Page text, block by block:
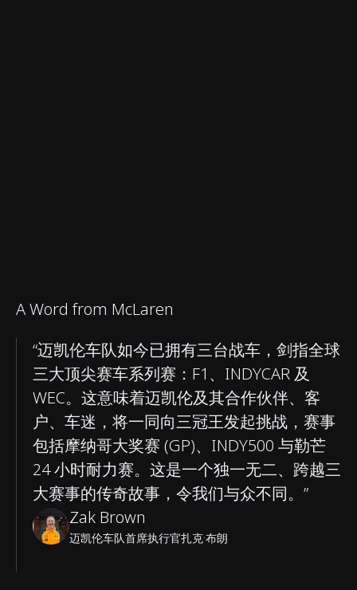
A Word from McLaren
“迈凯伦车队如今已拥有三台战车，剑指全球
三大顶尖赛车系列赛：F1、INDYCAR 及
WEC。这意味着迈凯伦及其合作伙伴、客
户、车迷，将一同向三冠王发起挑战，赛事
包括摩纳哥大奖赛 (GP)、INDY500 与勒芒
24 小时耐力赛。这是一个独一无二、跨越三
大赛事的传奇故事，令我们与众不同。”
Zak Brown
迈凯伦车队首席执行官扎克·布朗